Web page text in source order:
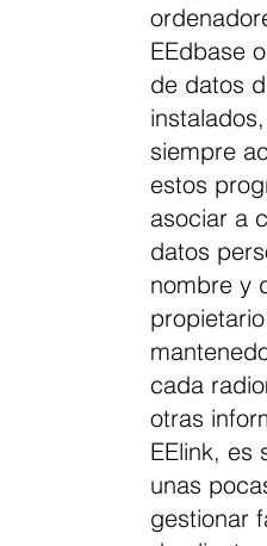
EEdbase
de datos
siempre
estos
asociar a
datos
nombre y
cada
otras
EElink, es
unas
gestionar